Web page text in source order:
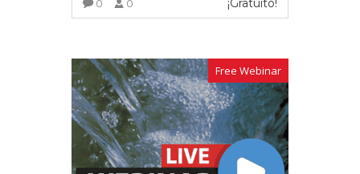
0 0 ¡Gratuito!
Free Webinar